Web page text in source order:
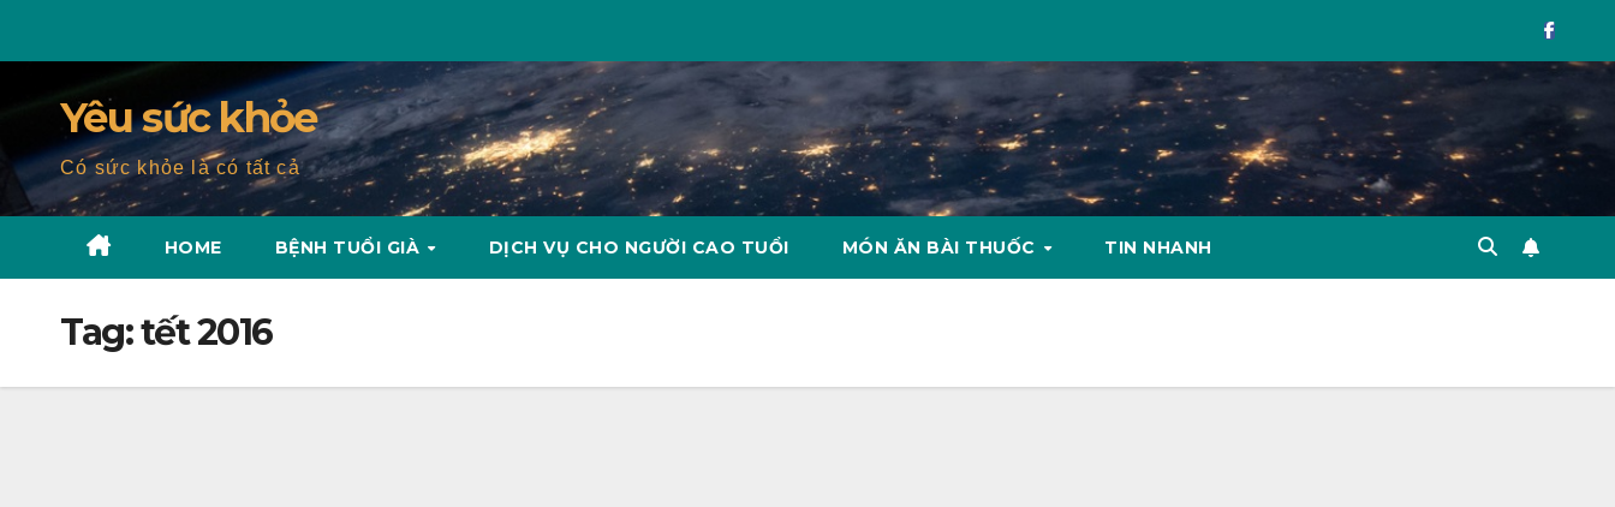
Yêu sức khỏe
Có sức khỏe là có tất cả
HOME BỆNH TUỔI GIÀ DỊCH VỤ CHO NGƯỜI CAO TUỔI MÓN ĂN BÀI THUỐC TIN NHANH
Tag:tết 2016